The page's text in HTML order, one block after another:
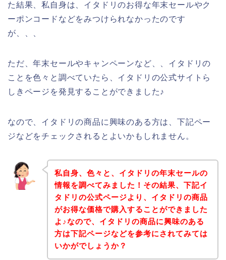
た結果、私自身は、イタドリのお得な年末セールやク
ーポンコードなどをみつけられなかったのです
が、、、
ただ、年末セールやキャンペーンなど、、イタドリの
ことを色々と調べていたら、イタドリの公式サイトら
しきページを発見することができました♪
なので、イタドリの商品に興味のある方は、下記ペー
ジなどをチェックされるとよいかもしれません。
私自身、色々と、イタドリの年末セールの
情報を調べてみました！その結果、下記イ
タドリの公式ページより、イタドリの商品
がお得な価格で購入することができました
よ♪なので、イタドリの商品に興味のある
方は下記ページなどを参考にされてみては
いかがでしょうか？